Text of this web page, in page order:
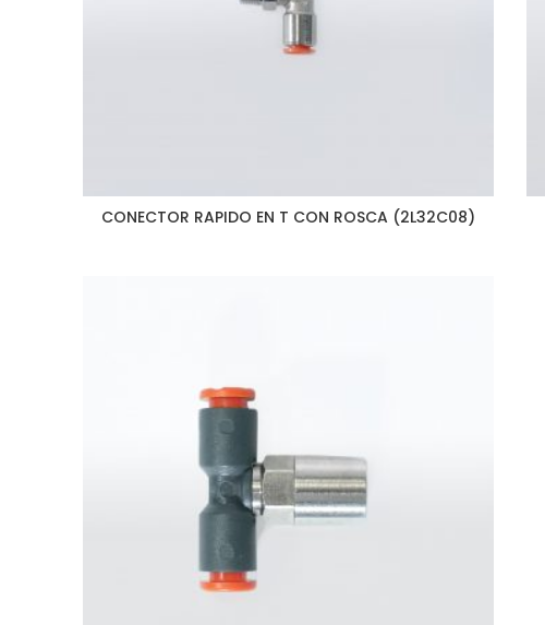
CONECTOR RAPIDO EN T CON ROSCA (2L32C08)